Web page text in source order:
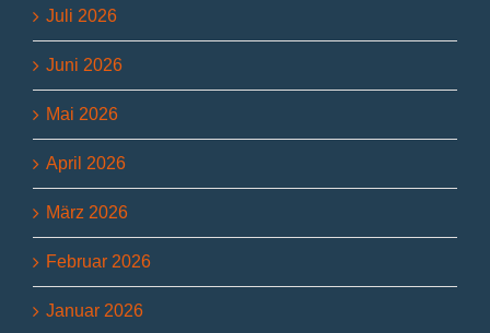
Juli 2026
Juni 2026
Mai 2026
April 2026
März 2026
Februar 2026
Januar 2026